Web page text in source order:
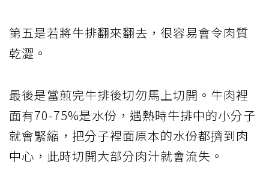
第五是若將牛排翻來翻去，很容易會令肉質
乾澀。
最後是當煎完牛排後切勿馬上切開。牛肉裡
面有70-75%是水份，遇熱時牛排中的小分子
就會緊縮，把分子裡面原本的水份都擠到肉
中心，此時切開大部分肉汁就會流失。